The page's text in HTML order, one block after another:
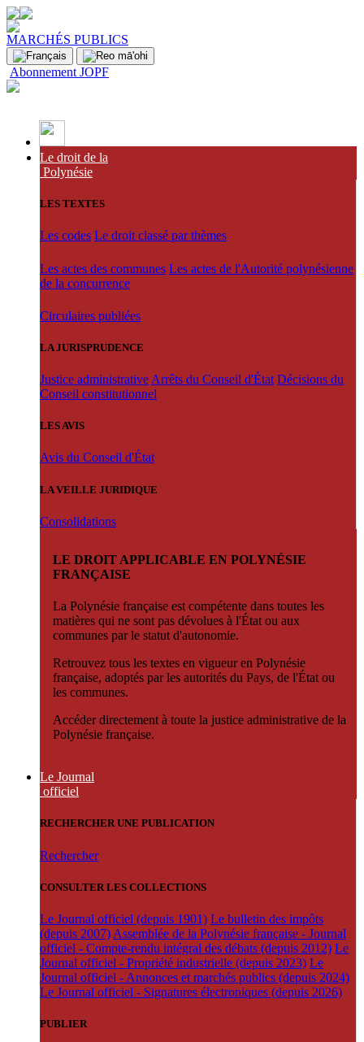
MARCHÉS PUBLICS
Abonnement JOPF
Le droit de la
Polynésie
LES TEXTES
Les codes Le droit classé par thèmes
Les actes des communes Les actes de l'Autorité polynésienne
de la concurrence
Circulaires publiées
LA JURISPRUDENCE
Justice administrative Arrêts du Conseil d'État Décisions du
Conseil constitutionnel
LES AVIS
Avis du Conseil d'État
LA VEILLE JURIDIQUE
Consolidations
LE DROIT APPLICABLE EN POLYNÉSIE
FRANÇAISE
La Polynésie française est compétente dans toutes les
matières qui ne sont pas dévolues à l'État ou aux
communes par le statut d'autonomie.
Retrouvez tous les textes en vigueur en Polynésie
française, adoptés par les autorités du Pays, de l'État ou
les communes.
Accéder directement à toute la justice administrative de la
Polynésie française.
Le Journal
officiel
RECHERCHER UNE PUBLICATION
Rechercher
CONSULTER LES COLLECTIONS
Le Journal officiel (depuis 1901) Le bulletin des impôts
(depuis 2007) Assemblée de la Polynésie française - Journal
officiel - Compte-rendu intégral des débats (depuis 2012) Le
Journal officiel - Propriété industrielle (depuis 2023) Le
Journal officiel - Annonces et marchés publics (depuis 2024)
Le Journal officiel - Signatures électroniques (depuis 2026)
PUBLIER